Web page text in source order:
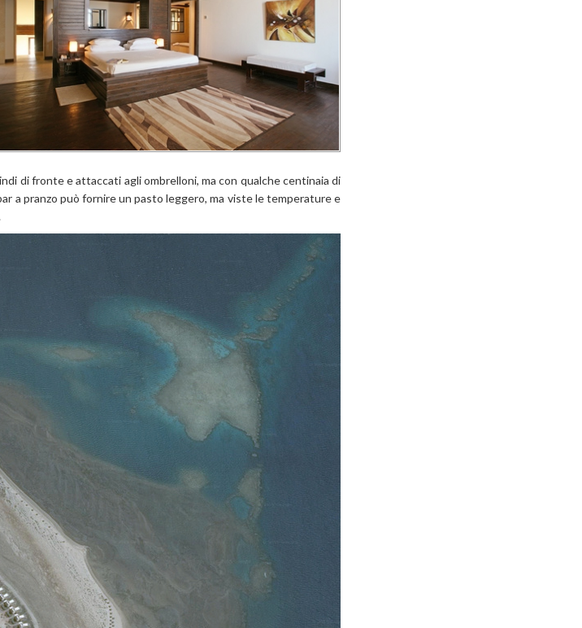
di fronte e attaccati agli ombrelloni, ma con qualche centinaia di
a pranzo può fornire un pasto leggero, ma viste le temperature e